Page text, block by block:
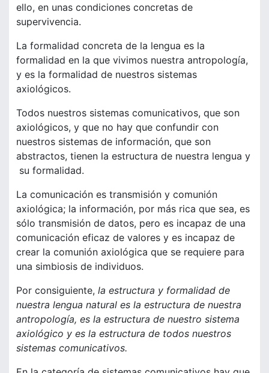
ello, en unas condiciones concretas de
supervivencia.
La formalidad concreta de la lengua es la
formalidad en la que vivimos nuestra antropología,
y es la formalidad de nuestros sistemas
axiológicos.
Todos nuestros sistemas comunicativos, que son
axiológicos, y que no hay que confundir con
nuestros sistemas de información, que son
abstractos, tienen la estructura de nuestra lengua y
su formalidad.
La comunicación es transmisión y comunión
axiológica; la información, por más rica que sea, es
sólo transmisión de datos, pero es incapaz de una
comunicación eficaz de valores y es incapaz de
crear la comunión axiológica que se requiere para
una simbiosis de individuos.
Por consiguiente, la estructura y formalidad de
nuestra lengua natural es la estructura de nuestra
antropología, es la estructura de nuestro sistema
axiológico y es la estructura de todos nuestros
sistemas comunicativos.